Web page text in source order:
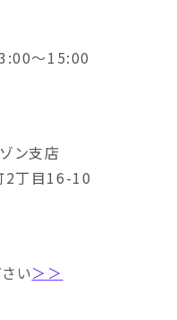
～15:00
ン支店
2丁目16-10
い＞＞